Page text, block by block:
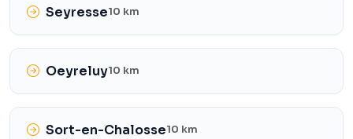
Seyresse10 km
Oeyreluy10 km
Sort-en-Chalosse10 km